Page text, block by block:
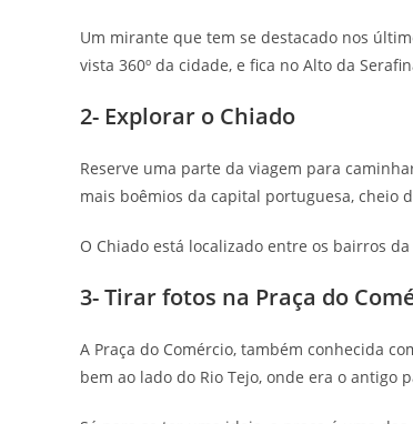
Um mirante que tem se destacado nos
vista 360º da cidade, e fica no Alto da
2- Explorar o Chiado
Reserve uma parte da viagem para
mais boêmios da capital portuguesa, cheio
O Chiado está localizado entre os bairros
3- Tirar fotos na Praça do
A Praça do Comércio, também conhecida
bem ao lado do Rio Tejo, onde era o antigo